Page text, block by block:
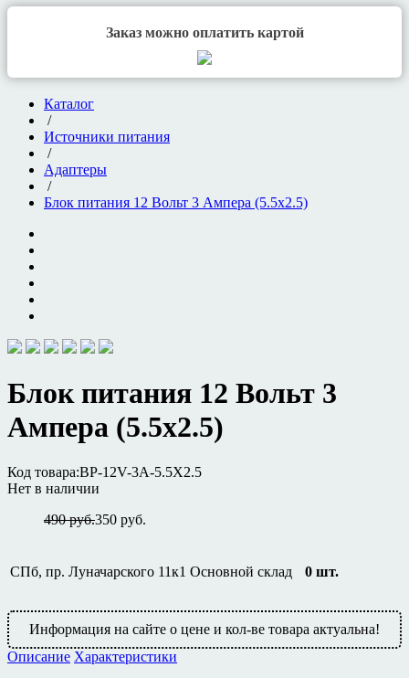
Заказ можно оплатить картой
Каталог
/
Источники питания
/
Адаптеры
/
Блок питания 12 Вольт 3 Ампера (5.5х2.5)
Блок питания 12 Вольт 3
Ампера (5.5х2.5)
Код товара:BP-12V-3A-5.5X2.5
Нет в наличии
490 руб.350 руб.
СПб, пр. Луначарского 11к1 Основной склад 0 шт.
Информация на сайте о цене и кол-ве товара актуальна!
Описание Характеристики